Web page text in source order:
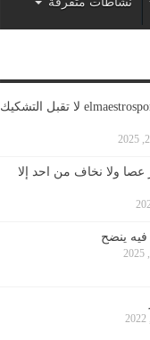
مصداقية elmaestrosport لا تقبل التشكيك
ولا نخاف من احد إلا
فيه ينضح